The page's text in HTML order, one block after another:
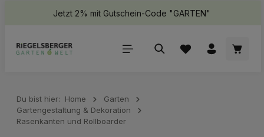
springenJetzt 2% mit Gutschein-Code "GARTEN"
Du bist hier: Home
Garten
Gartengestaltung & Dekoration
Rasenkanten und Rollboarder